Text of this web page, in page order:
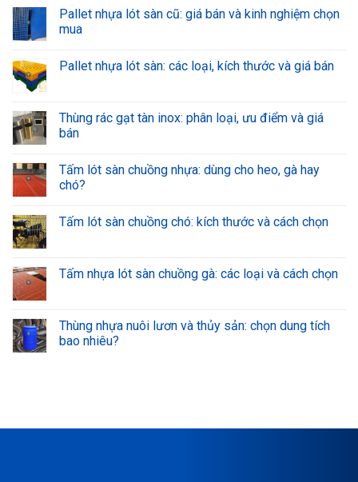
Pallet nhựa lót sàn cũ: giá bán và kinh nghiệm chọn
mua
Pallet nhựa lót sàn: các loại, kích thước và giá bán
Thùng rác gạt tàn inox: phân loại, ưu điểm và giá
bán
Tấm lót sàn chuồng nhựa: dùng cho heo, gà hay
chó?
Tấm lót sàn chuồng chó: kích thước và cách chọn
Tấm nhựa lót sàn chuồng gà: các loại và cách chọn
Thùng nhựa nuôi lươn và thủy sản: chọn dung tích
bao nhiêu?